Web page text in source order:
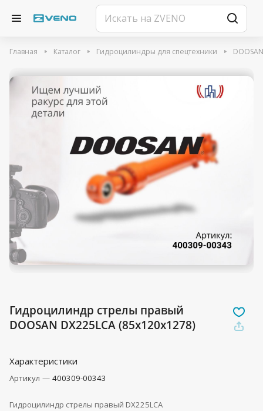
Главная Каталог Гидроцилиндры для спецтехники DOOSAN
Гидроцилиндр стрелы правый
DOOSAN DX225LCA (85x120x1278)
Характеристики
Артикул — 400309-00343
Гидроцилиндр стрелы правый DX225LCA